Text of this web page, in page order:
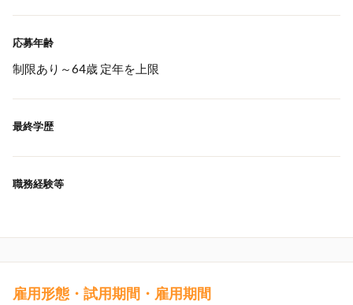
応募年齢
制限あり～64歳 定年を上限
最終学歴
職務経験等
雇用形態・試用期間・雇用期間